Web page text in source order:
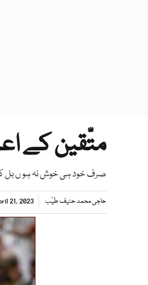
متّقین کے
صرف خود ہی خوش نہ ہو ں بل
حاجی محمد حنیف طیّب 21, 2023